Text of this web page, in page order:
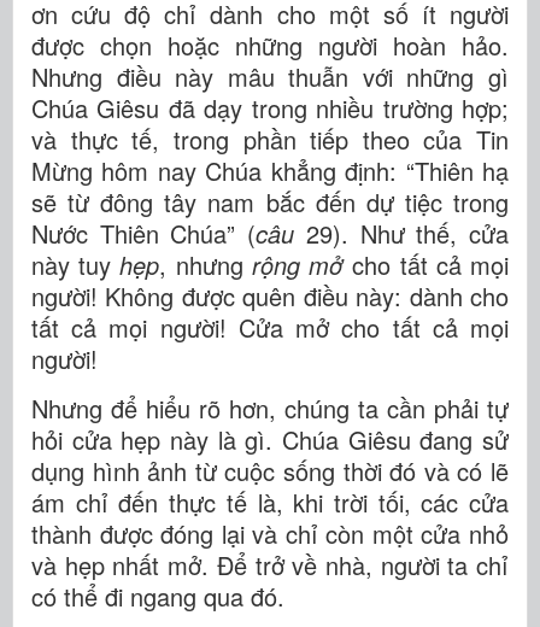
ơn cứu độ chỉ dành cho một số ít người
được chọn hoặc những người hoàn hảo.
Nhưng điều này mâu thuẫn với những gì
Chúa Giêsu đã dạy trong nhiều trường hợp;
và thực tế, trong phần tiếp theo của Tin
Mừng hôm nay Chúa khẳng định: “Thiên hạ
sẽ từ đông tây nam bắc đến dự tiệc trong
Nước Thiên Chúa” (câu 29). Như thế, cửa
này tuyhẹp, nhưng rộng mởcho tất cả mọi
người! Không được quên điều này: dành cho
tất cả mọi người! Cửa mở cho tất cả mọi
người!
Nhưng để hiểu rõ hơn, chúng ta cần phải tự
hỏi cửa hẹp này là gì. Chúa Giêsu đang sử
dụng hình ảnh từ cuộc sống thời đó và có lẽ
ám chỉ đến thực tế là, khi trời tối, các cửa
thành được đóng lại và chỉ còn một cửa nhỏ
và hẹp nhất mở. Để trở về nhà, người ta chỉ
có thể đi ngang qua đó.